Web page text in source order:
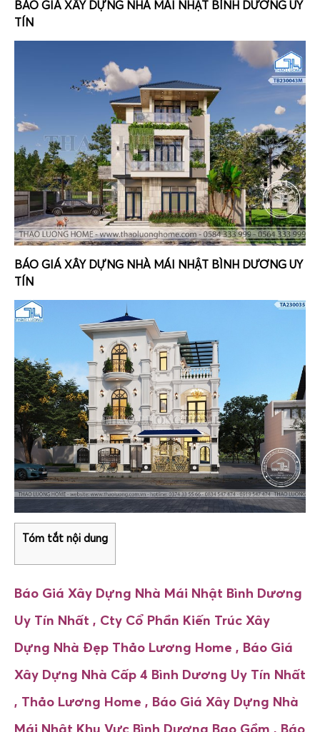
BÁO GIÁ XÂY DỰNG NHÀ MÁI NHẬT BÌNH DƯƠNG UY
TÍN
BÁO GIÁ XÂY DỰNG NHÀ MÁI NHẬT BÌNH DƯƠNG UY
TÍN
Tóm tắt nội dung
Báo Giá Xây Dựng Nhà Mái Nhật Bình Dương
Uy Tín Nhất , Cty Cổ Phần Kiến Trúc Xây
Dựng Nhà Đẹp Thảo Lương Home , Báo Giá
Xây Dựng Nhà Cấp 4 Bình Dương Uy Tín Nhất
, Thảo Lương Home , Báo Giá Xây Dựng Nhà
Mái Nhật Khu Vực Bình Dương Bao Gồm , Báo